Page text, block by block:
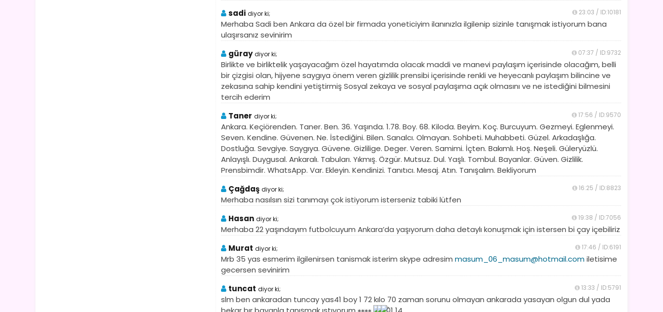
sadi diyor ki; 23:03 / ID:10181
Merhaba Sadi ben Ankara da özel bir firmada yoneticiyim ilanınızla ilgilenip sizinle tanışmak istiyorum bana
ulaşırsanız sevinirim
güray diyor ki; 07:37 / ID:9732
Birlikte ve birliktelik yaşayacağım özel hayatımda olacak maddi ve manevi paylaşım içerisinde olacağım, belli
bir çizgisi olan, hijyene saygıya önem veren gizlilik prensibi içerisinde renkli ve heyecanlı paylaşım bilincine ve
zekasına sahip kendini yetiştirmiş Sosyal zekaya ve sosyal paylaşıma açık olmasını ve ne istediğini bilmesini
tercih ederim
Taner diyor ki; 17:56 / ID:9570
Ankara. Keçiörenden. Taner. Ben. 36. Yaşında. 1.78. Boy. 68. Kiloda. Beyim. Koç. Burcuyum. Gezmeyi. Eglenmeyi.
Seven. Kendine. Güvenen. Ne. İstediğini. Bilen. Sanalcı. Olmayan. Sohbeti. Muhabbeti. Güzel. Arkadaşlığa.
Dostluğa. Sevgiye. Saygıya. Güvene. Gizlilige. Deger. Veren. Samimi. İçten. Bakımlı. Hoş. Neşeli. Güleryüzlü.
Anlayışlı. Duygusal. Ankaralı. Tabuları. Yıkmış. Özgür. Mutsuz. Dul. Yaşlı. Tombul. Bayanlar. Güven. Gizlilik.
Prensbimdir. WhatsApp. Var. Ekleyin. Kendinizi. Tanıtıcı. Mesaj. Atın. Tanışalım. Bekliyorum
Çağdaş diyor ki; 16:25 / ID:8823
Merhaba nasılsın sizi tanımayı çok istiyorum isterseniz tabiki lütfen
Hasan diyor ki; 19:38 / ID:7056
Merhaba 22 yaşındayım futbolcuyum Ankara’da yaşıyorum daha detaylı konuşmak için istersen bi çay içebiliriz
Murat diyor ki; 17:46 / ID:6191
Mrb 35 yas esmerim ilgilenirsen tanismak isterim skype adresimmasum_06_masum@hotmail.comiletisime
gecersen sevinirim
tuncat diyor ki; 13:33 / ID:5791
slm ben ankaradan tuncay yas41 boy 1 72 kılo 70 zaman sorunu olmayan ankarada yasayan olgun dul yada